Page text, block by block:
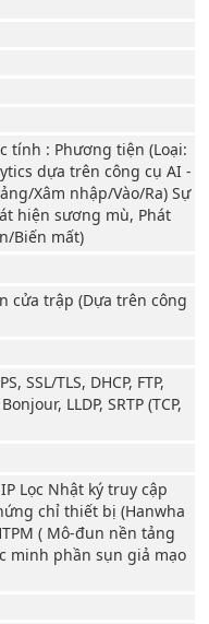
tính : Phương tiện (Loại:
dựa trên công cụ AI -
Xâm nhập/Vào/Ra) Sự
hiện sương mù, Phát
Biến mất)
cửa trập (Dựa trên công
SSL/TLS, DHCP, FTP,
LLDP, SRTP (TCP,
Lọc Nhật ký truy cập
chỉ thiết bị (Hanwha
( Mô-đun nền tảng
minh phần sụn giả mạo